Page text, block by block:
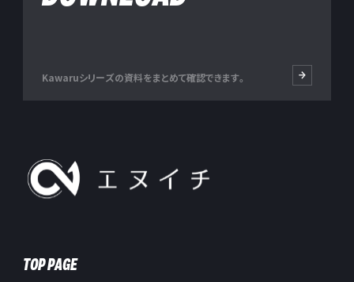
Kawaruシリーズの資料をまとめて確認できます。
TOP PAGE